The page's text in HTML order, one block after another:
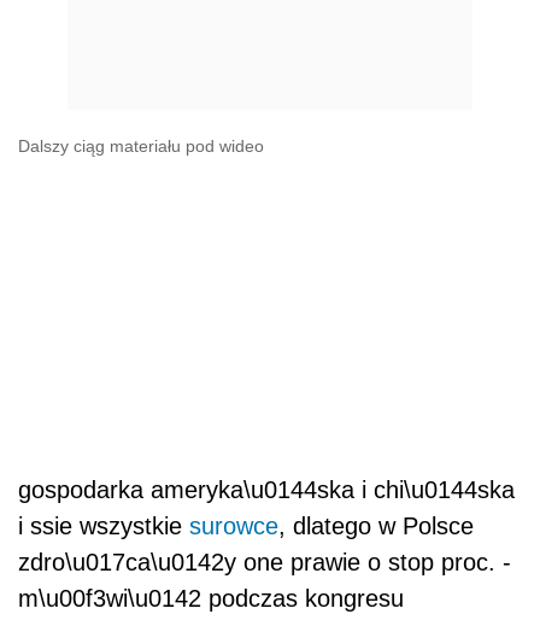
Dalszy ciąg materiału pod wideo
gospodarka ameryka\u0144ska i chi\u0144ska
i ssie wszystkie surowce, dlatego w Polsce
zdro\u017ca\u0142y one prawie o stop proc. -
m\u00f3wi\u0142 podczas kongresu